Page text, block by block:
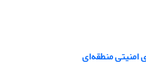
امنیتی منطقه‌ای